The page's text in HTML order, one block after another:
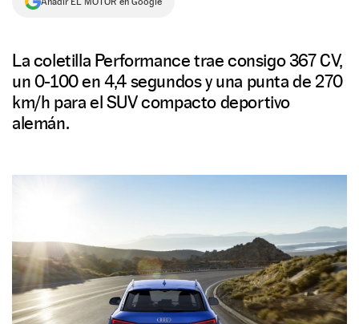
La coletilla Performance trae consigo 367 CV,
un 0-100 en 4,4 segundos y una punta de 270
km/h para el SUV compacto deportivo
alemán.